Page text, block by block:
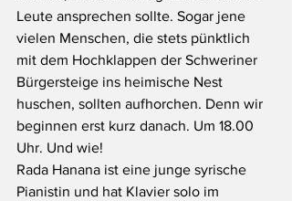
Leute ansprechen sollte. Sogar jene
vielen Menschen, die stets pünktlich
mit dem Hochklappen der Schweriner
Bürgersteige ins heimische Nest
huschen, sollten aufhorchen. Denn wir
beginnen erst kurz danach. Um 18.00
Uhr. Und wie!
Rada Hanana ist eine junge syrische
Pianistin und hat Klavier solo im